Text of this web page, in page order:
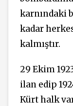
karnındaki
kadar
kalmıştır.
29 Ekim
ilan edip
Kürt halk